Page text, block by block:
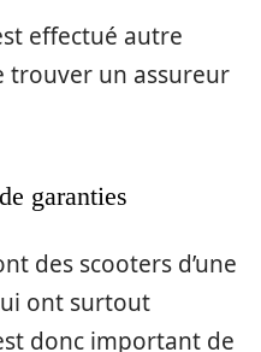
effectué autre
trouver un assureur
garanties
des scooters d’une
ont surtout
donc important de